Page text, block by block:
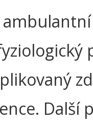
Další